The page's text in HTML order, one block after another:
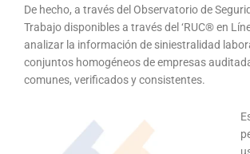
De hecho, a través del Observatorio de
Trabajo disponibles a través del ‘RUC® en
analizar la información de siniestralidad
conjuntos homogéneos de empresas
comunes, verificados y consistentes.